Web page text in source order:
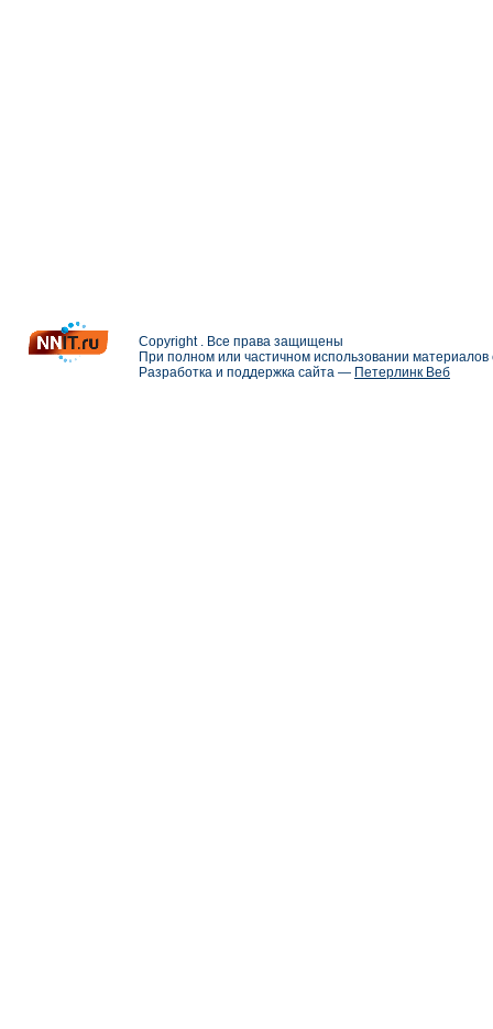
Copyright . Все права защищены
При полном или частичном использовании
Разработка и поддержка сайта — Петерлинк Веб